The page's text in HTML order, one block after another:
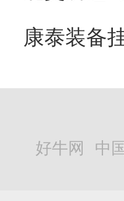
康泰装备
好牛网 中